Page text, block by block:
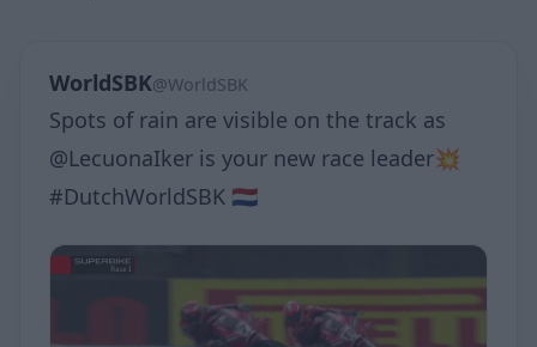
WorldSBK@WorldSBK
Spots of rain are visible on the track as
@LecuonaIker is your new race leader💥
#DutchWorldSBK 🇳🇱